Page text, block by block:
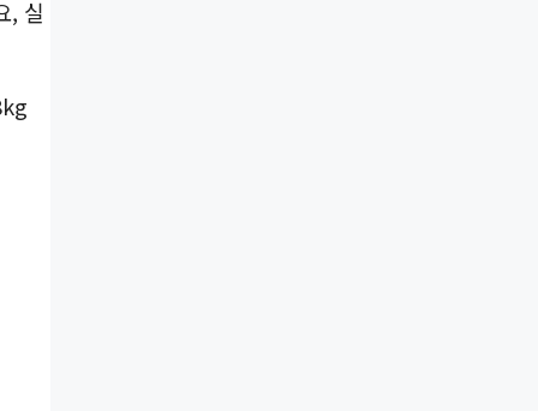
, 실